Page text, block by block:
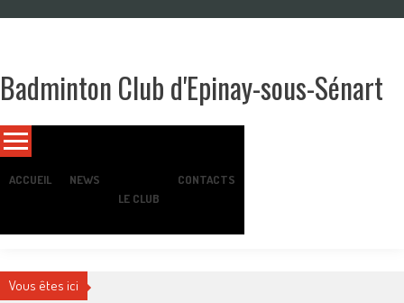
Badminton Club d'Epinay-sous-Sénart
ACCUEIL
NEWS
LE CLUB
CONTACTS
Vous êtes ici